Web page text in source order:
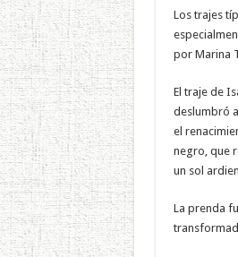
Los trajes
por Marina
El traje de
deslumbró
el
negro, que
un sol
La prenda